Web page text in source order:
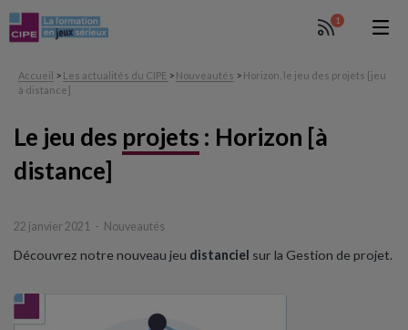
1
Accueil > Les actualités du CIPE > Nouveautés > Horizon, le jeu des projets [jeu
à distance]
Le jeu des projets : Horizon [à
distance]
22 janvier 2021 Nouveautés
Découvrez notre nouveau jeu distanciel sur la Gestion de projet.